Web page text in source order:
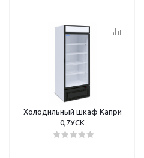
Холодильный шкаф Капри
0,7УСК